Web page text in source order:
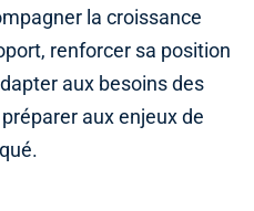
la croissance
renforcer sa position
aux besoins des
aux enjeux de